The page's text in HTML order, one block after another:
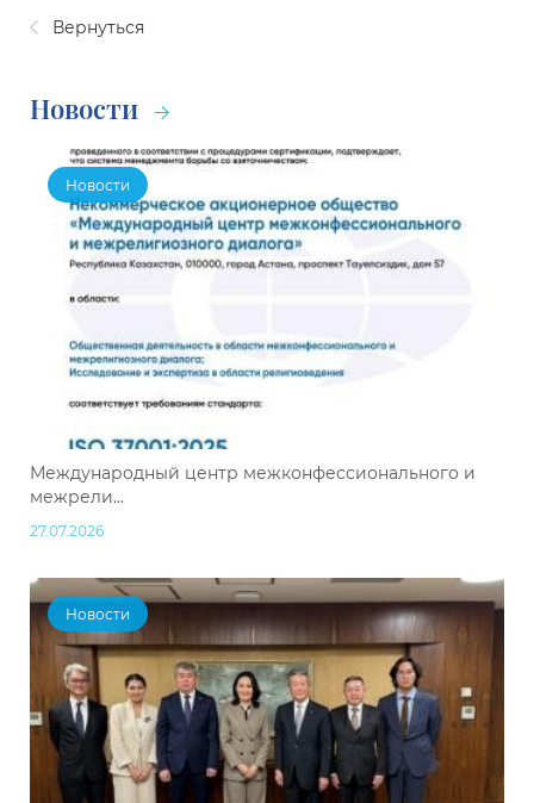
Вернуться
Новости
Новости
Международный центр межконфессионального и
межрели...
27.07.2026
Новости